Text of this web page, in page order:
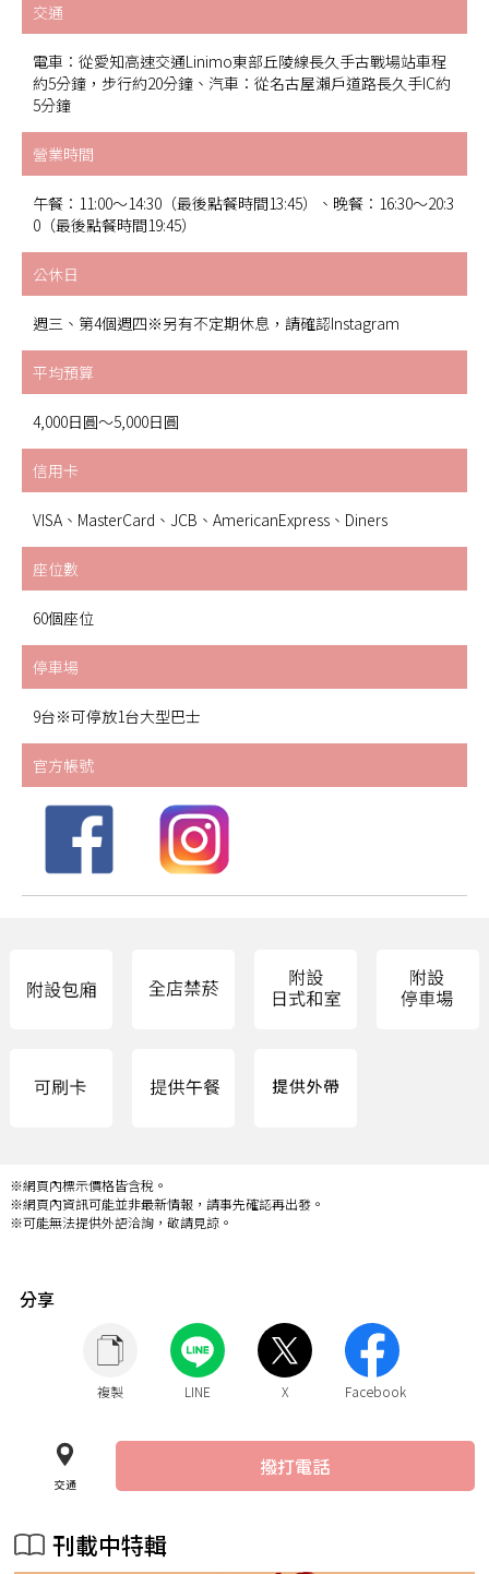
交通
電車：從愛知高速交通Linimo東部丘陵線長久手古戰場站車程
約5分鐘，步行約20分鐘、汽車：從名古屋瀨戶道路長久手IC約
5分鐘
營業時間
午餐：11:00～14:30（最後點餐時間13:45）、晚餐：16:30～20:3
0（最後點餐時間19:45）
公休日
週三、第4個週四※另有不定期休息，請確認Instagram
平均預算
4,000日圓～5,000日圓
信用卡
VISA、MasterCard、JCB、AmericanExpress、Diners
座位數
60個座位
停車場
9台※可停放1台大型巴士
官方帳號
※網頁內標示價格皆含稅。
※網頁內資訊可能並非最新情報，請事先確認再出發。
※可能無法提供外語洽詢，敬請見諒。
分享
複製 LINE X Facebook
交通
撥打電話
刊載中特輯